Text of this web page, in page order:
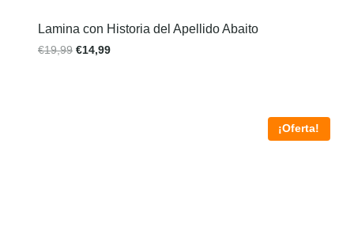
Lamina con Historia del Apellido Abaito
€19,99 €14,99
¡Oferta!